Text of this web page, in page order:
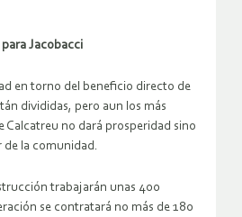
Jacobacci
en torno del beneficio directo de
divididas, pero aun los más
Calcatreu no dará prosperidad sino
de la comunidad.
trabajarán unas 400
se contratará no más de 180